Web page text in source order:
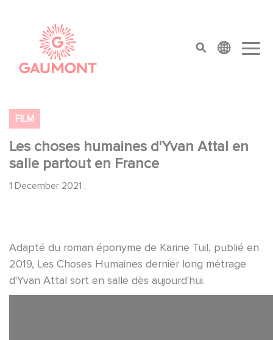
top menu
FILM
Les choses humaines d'Yvan Attal en
salle partout en France
1 December 2021 ,
Adapté du roman éponyme de Karine Tuil, publié en
2019, Les Choses Humaines dernier long métrage
d'Yvan Attal sort en salle dès aujourd'hui.